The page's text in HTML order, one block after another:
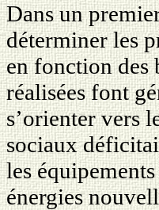
Dans un
déterminer les
en fonction des
réalisées font
s’orienter vers
sociaux
les
énergies